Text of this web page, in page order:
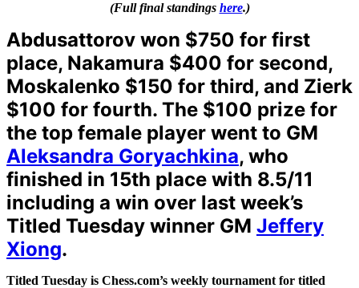
(Full final standings here.)
Abdusattorov won $750 for first
place, Nakamura $400 for second,
Moskalenko $150 for third, and Zierk
$100 for fourth. The $100 prize for
the top female player went to GM
Aleksandra Goryachkina, who
finished in 15th place with 8.5/11
including a win over last week’s
Titled Tuesday winner GM Jeffery
Xiong.
Titled Tuesday is Chess.com’s weekly tournament for titled